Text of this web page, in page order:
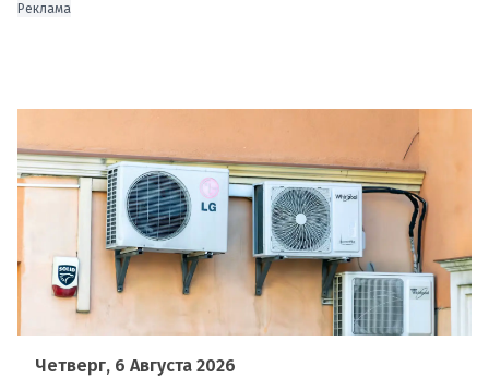
Реклама
Четверг, 6 Августа 2026